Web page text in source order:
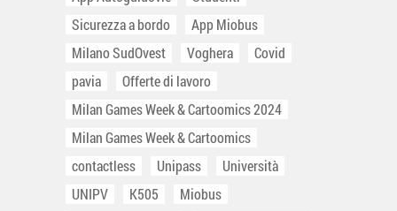
Sicurezza a bordo
App Miobus
Milano SudOvest
Voghera
Covid
pavia
Offerte di lavoro
Milan Games Week & Cartoomics 2024
Milan Games Week & Cartoomics
contactless
Unipass
Università
UNIPV
K505
Miobus